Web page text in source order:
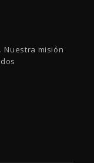
Nuestra misión